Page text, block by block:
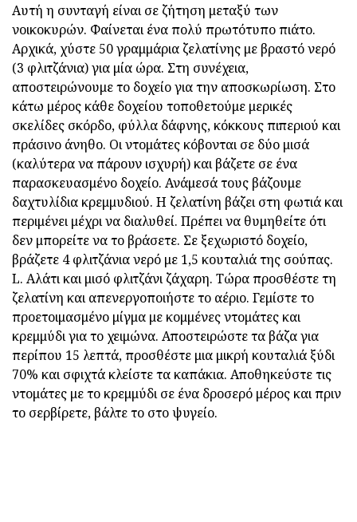
Αυτή η συνταγή είναι σε ζήτηση μεταξύ των
νοικοκυρών. Φαίνεται ένα πολύ πρωτότυπο πιάτο.
Αρχικά, χύστε 50 γραμμάρια ζελατίνης με βραστό νερό
(3 φλιτζάνια) για μία ώρα. Στη συνέχεια,
αποστειρώνουμε το δοχείο για την αποσκωρίωση. Στο
κάτω μέρος κάθε δοχείου τοποθετούμε μερικές
σκελίδες σκόρδο, φύλλα δάφνης, κόκκους πιπεριού και
πράσινο άνηθο. Οι ντομάτες κόβονται σε δύο μισά
(καλύτερα να πάρουν ισχυρή) και βάζετε σε ένα
παρασκευασμένο δοχείο. Ανάμεσά τους βάζουμε
δαχτυλίδια κρεμμυδιού. Η ζελατίνη βάζει στη φωτιά και
περιμένει μέχρι να διαλυθεί. Πρέπει να θυμηθείτε ότι
δεν μπορείτε να το βράσετε. Σε ξεχωριστό δοχείο,
βράζετε 4 φλιτζάνια νερό με 1,5 κουταλιά της σούπας.
L. Αλάτι και μισό φλιτζάνι ζάχαρη. Τώρα προσθέστε τη
ζελατίνη και απενεργοποιήστε το αέριο. Γεμίστε το
προετοιμασμένο μίγμα με κομμένες ντομάτες και
κρεμμύδι για το χειμώνα. Αποστειρώστε τα βάζα για
περίπου 15 λεπτά, προσθέστε μια μικρή κουταλιά ξύδι
70% και σφιχτά κλείστε τα καπάκια. Αποθηκεύστε τις
ντομάτες με το κρεμμύδι σε ένα δροσερό μέρος και πριν
το σερβίρετε, βάλτε το στο ψυγείο.